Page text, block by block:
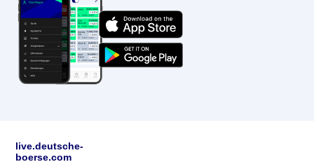
live.deutsche-
boerse.com